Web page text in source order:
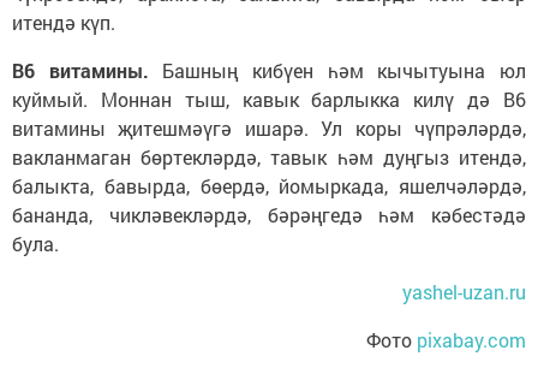
итендә күп.
В6 витамины. Башның кибүен һәм кычытуына юл
куймый. Моннан тыш, кавык барлыкка килү дә В6
витамины җитешмәүгә ишарә. Ул коры чүпрәләрдә,
вакланмаган бөртекләрдә, тавык һәм дуңгыз итендә,
балыкта, бавырда, бөердә, йомыркада, яшелчәләрдә,
бананда, чикләвекләрдә, бәрәңгедә һәм кәбестәдә
була.
yashel-uzan.ru
Фото pixabay.com